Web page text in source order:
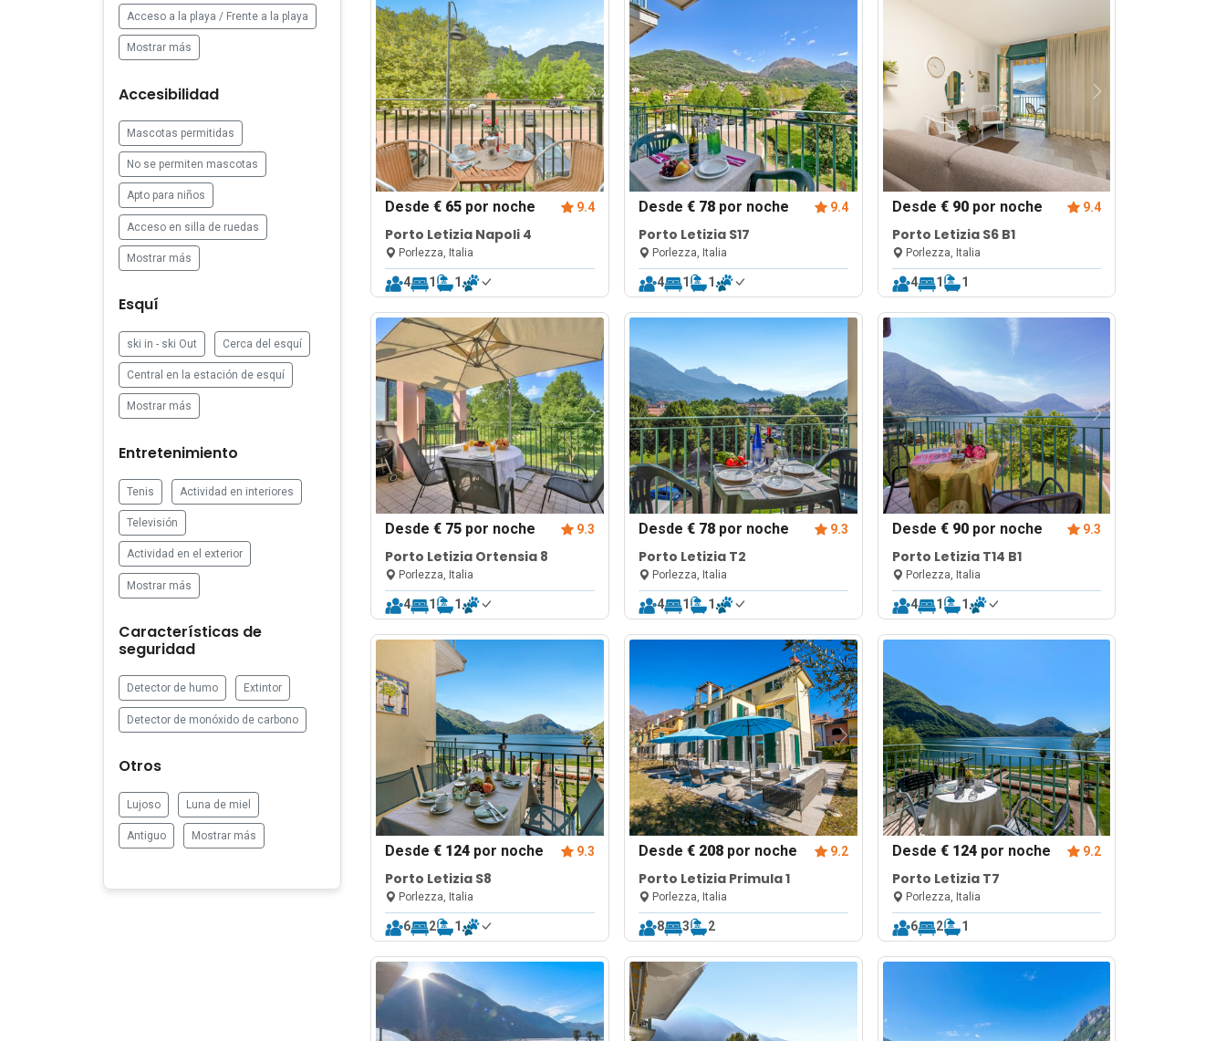
Acceso a la playa / Frente a la playa
Mostrar más
Accesibilidad
Mascotas permitidas
No se permiten mascotas
Apto para niños
Acceso en silla de ruedas
Mostrar más
Esquí
ski in - ski Out Cerca del esquí
Central en la estación de esquí
Mostrar más
Entretenimiento
Tenis Actividad en interiores
Televisión
Actividad en el exterior
Mostrar más
Características de
seguridad
Detector de humo Extintor
Detector de monóxido de carbono
Otros
Lujoso Luna de miel
Antiguo Mostrar más
Desde€ 65 por noche 9.4
Porto Letizia Napoli 4
Porlezza, Italia
4 1 1
Desde € 78por noche 9.4
Porto Letizia S17
Porlezza, Italia
4 1 1
Desde € 90por noche 9.4
Porto Letizia S6 B1
Porlezza, Italia
4 1 1
Desde€ 75 por noche 9.3
Porto Letizia Ortensia 8
Porlezza, Italia
4 1 1
Desde € 78por noche 9.3
Porto Letizia T2
Porlezza, Italia
4 1 1
Desde € 90por noche 9.3
Porto Letizia T14 B1
Porlezza, Italia
4 1 1
Desde€ 124 por noche 9.3
Porto Letizia S8
Porlezza, Italia
6 2 1
Desde € 208por noche 9.2
Porto Letizia Primula 1
Porlezza, Italia
8 3 2
Desde € 124por noche 9.2
Porto Letizia T7
Porlezza, Italia
6 2 1